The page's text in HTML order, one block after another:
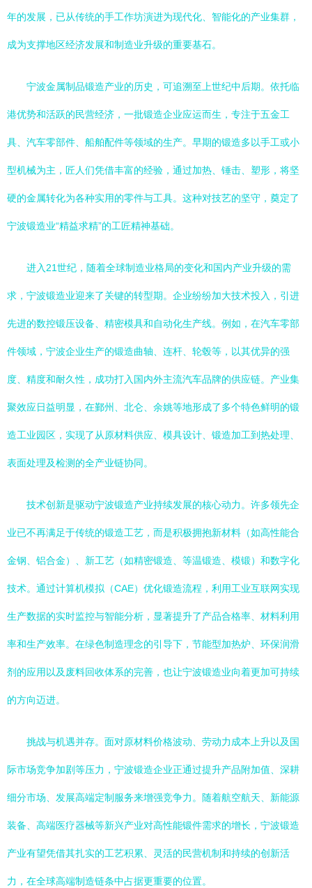
年的发展，已从传统的手工作坊演进为现代化、智能化的产业集群，
成为支撑地区经济发展和制造业升级的重要基石。
宁波金属制品锻造产业的历史，可追溯至上世纪中后期。依托临
港优势和活跃的民营经济，一批锻造企业应运而生，专注于五金工
具、汽车零部件、船舶配件等领域的生产。早期的锻造多以手工或小
型机械为主，匠人们凭借丰富的经验，通过加热、锤击、塑形，将坚
硬的金属转化为各种实用的零件与工具。这种对技艺的坚守，奠定了
宁波锻造业“精益求精”的工匠精神基础。
进入21世纪，随着全球制造业格局的变化和国内产业升级的需
求，宁波锻造业迎来了关键的转型期。企业纷纷加大技术投入，引进
先进的数控锻压设备、精密模具和自动化生产线。例如，在汽车零部
件领域，宁波企业生产的锻造曲轴、连杆、轮毂等，以其优异的强
度、精度和耐久性，成功打入国内外主流汽车品牌的供应链。产业集
聚效应日益明显，在鄞州、北仑、余姚等地形成了多个特色鲜明的锻
造工业园区，实现了从原材料供应、模具设计、锻造加工到热处理、
表面处理及检测的全产业链协同。
技术创新是驱动宁波锻造产业持续发展的核心动力。许多领先企
业已不再满足于传统的锻造工艺，而是积极拥抱新材料（如高性能合
金钢、铝合金）、新工艺（如精密锻造、等温锻造、模锻）和数字化
技术。通过计算机模拟（CAE）优化锻造流程，利用工业互联网实现
生产数据的实时监控与智能分析，显著提升了产品合格率、材料利用
率和生产效率。在绿色制造理念的引导下，节能型加热炉、环保润滑
剂的应用以及废料回收体系的完善，也让宁波锻造业向着更加可持续
的方向迈进。
挑战与机遇并存。面对原材料价格波动、劳动力成本上升以及国
际市场竞争加剧等压力，宁波锻造企业正通过提升产品附加值、深耕
细分市场、发展高端定制服务来增强竞争力。随着航空航天、新能源
装备、高端医疗器械等新兴产业对高性能锻件需求的增长，宁波锻造
产业有望凭借其扎实的工艺积累、灵活的民营机制和持续的创新活
力，在全球高端制造链条中占据更重要的位置。